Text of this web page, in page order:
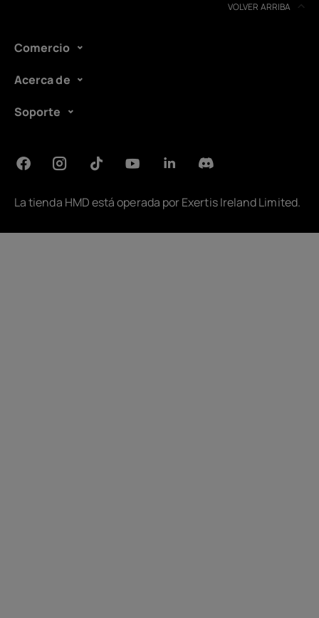
VOLVER ARRIBA
Comercio
Acerca de
Soporte
La tienda HMD está operada porExertis Ireland Limited.